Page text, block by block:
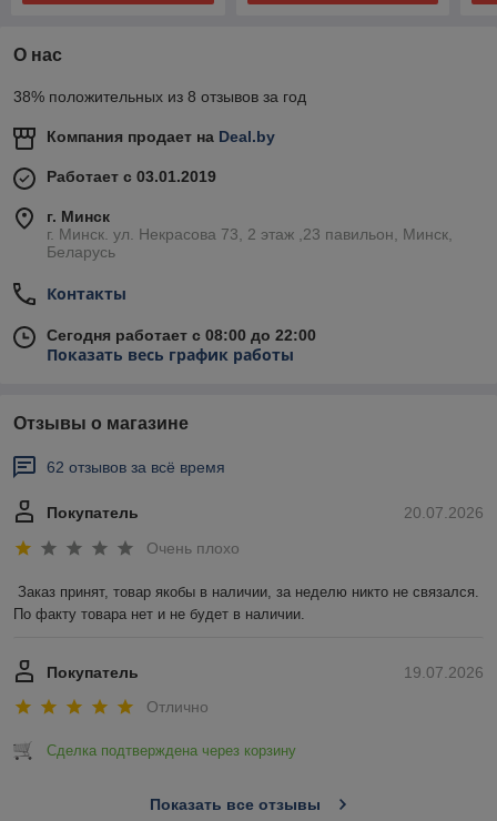
О нас
38% положительных из 8 отзывов за год
Компания продает на Deal.by
Работает с 03.01.2019
г. Минск
г. Минск. ул. Некрасова 73, 2 этаж ,23 павильон, Минск,
Беларусь
Контакты
Сегодня работает с 08:00 до 22:00
Показать весь график работы
Отзывы о магазине
62 отзывов за всё время
20.07.2026
Покупатель
Очень плохо
Заказ принят, товар якобы в наличии, за неделю никто не связался.
По факту товара нет и не будет в наличии.
19.07.2026
Покупатель
Отлично
Сделка подтверждена через корзину
Показать все отзывы